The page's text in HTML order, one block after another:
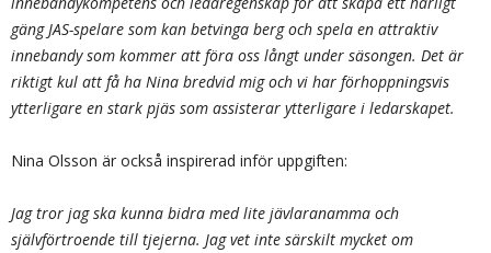
gäng JAS-spelare som kan betvinga berg och spela en attraktiv
innebandy som kommer att föra oss långt under säsongen. Det är
riktigt kul att få ha Nina bredvid mig och vi har förhoppningsvis
ytterligare en stark pjäs som assisterar ytterligare i ledarskapet.
Nina Olsson är också inspirerad inför uppgiften:
Jag tror jag ska kunna bidra med lite jävlaranamma och
självförtroende till tjejerna. Jag vet inte särskilt mycket om